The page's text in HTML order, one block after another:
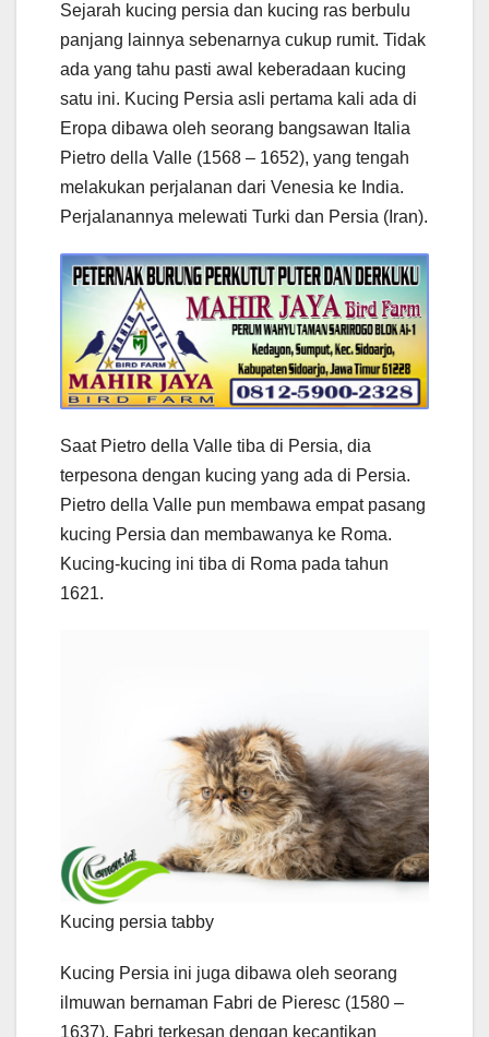
Sejarah kucing persia dan kucing ras berbulu
panjang lainnya sebenarnya cukup rumit. Tidak
ada yang tahu pasti awal keberadaan kucing
satu ini. Kucing Persia asli pertama kali ada di
Eropa dibawa oleh seorang bangsawan Italia
Pietro della Valle (1568 – 1652), yang tengah
melakukan perjalanan dari Venesia ke India.
Perjalanannya melewati Turki dan Persia (Iran).
Saat Pietro della Valle tiba di Persia, dia
terpesona dengan kucing yang ada di Persia.
Pietro della Valle pun membawa empat pasang
kucing Persia dan membawanya ke Roma.
Kucing-kucing ini tiba di Roma pada tahun
1621.
Kucing persia tabby
Kucing Persia ini juga dibawa oleh seorang
ilmuwan bernaman Fabri de Pieresc (1580 –
1637). Fabri terkesan dengan kecantikan